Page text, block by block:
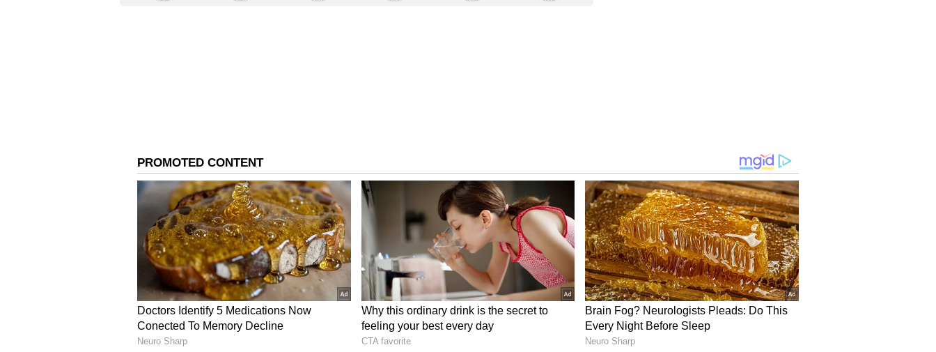
ಮಂದಾಕಿನಿ:
ದಾವೂದ್ ಇಬ್ರಾಹಿಂ ಜೊತೆಗಿನ ಅವರ ಫೋಟೋವೊಂದು ವೈರಲ್ ಆದ ನಂತರ ನಟಿ ಮಂದಾಕಿನಿ
ವೃತ್ತಿಜೀವನವೇ ಕುಸಿಯಲು ಪ್ರಾರಂಭಿಸಿತು ‘ರಾಮ್ ತೇರಿ ಗಂಗಾ ಮೈಲಿ’ ಚಿತ್ರದ ಮೂಲಕ ಹೆಸರು ಮಾಡಿದ್ದ
ನಟಿಗೆ ಭೂಗತಿ ಪಾತಕಿಯೊಂದಿಗೆ ನಂಟೆಂಬ ಸುದ್ದಿ ಹರಡುತ್ತಿದ್ದಂತೆ ವೃತ್ತಿ ಜೀವನವೇ ಹಾಳಾಯಿತು.